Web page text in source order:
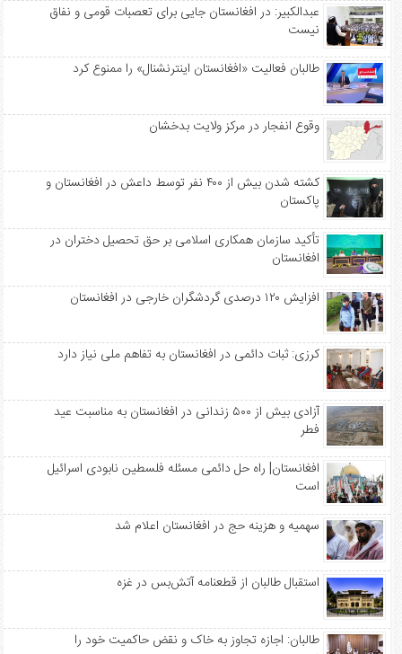
عبدالکبیر: در افغانستان جایی برای تعصبات قومی و نفاق
نیست
طالبان فعالیت «افغانستان اینترنشنال» را ممنوع کرد
وقوع انفجار در مرکز ولایت بدخشان
کشته شدن بیش از ۴۰۰ نفر توسط داعش در افغانستان و
پاکستان
تأکید سازمان همکاری اسلامی بر حق تحصیل دختران در
افغانستان
افزایش ۱۲۰ درصدی گردشگران خارجی در افغانستان
کرزی: ثبات دائمی در افغانستان به تفاهم ملی نیاز دارد
آزادی بیش از ۵۰۰ زندانی در افغانستان به مناسبت عید
فطر
افغانستان| راه حل دائمی مسئله فلسطین نابودی اسرائیل
است
سهمیه‌ و هزینه حج در افغانستان اعلام شد
استقبال طالبان از قطعنامه آتش‌بس در غزه
طالبان: اجازه تجاوز به خاک و نقض حاکمیت خود را